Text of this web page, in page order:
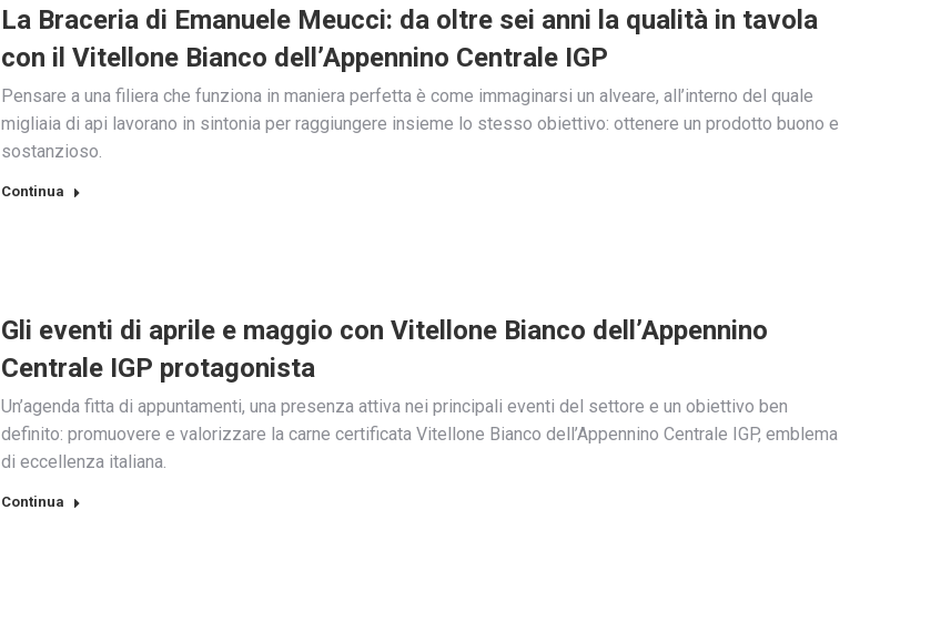
La Braceria di Emanuele Meucci: da oltre sei anni la qualità in tavola
con il Vitellone Bianco dell’Appennino Centrale IGP
Pensare a una filiera che funziona in maniera perfetta è come immaginarsi un alveare, all’interno del quale
migliaia di api lavorano in sintonia per raggiungere insieme lo stesso obiettivo: ottenere un prodotto buono e
sostanzioso.
Continua
Gli eventi di aprile e maggio con Vitellone Bianco dell’Appennino
Centrale IGP protagonista
Un’agenda fitta di appuntamenti, una presenza attiva nei principali eventi del settore e un obiettivo ben
definito: promuovere e valorizzare la carne certificata Vitellone Bianco dell’Appennino Centrale IGP, emblema
di eccellenza italiana.
Continua